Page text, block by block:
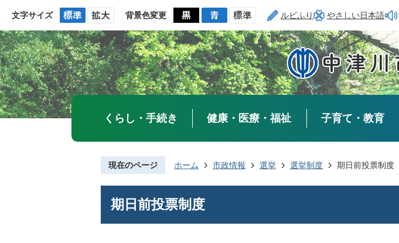
文字サイズ 背景色変更 ルビふり やさしい日本語
くらし・手続き 健康・医療・福祉 子育て・教育
現在のページ ホーム 市政情報 選挙 選挙制度 期日前投票制度
期日前投票制度